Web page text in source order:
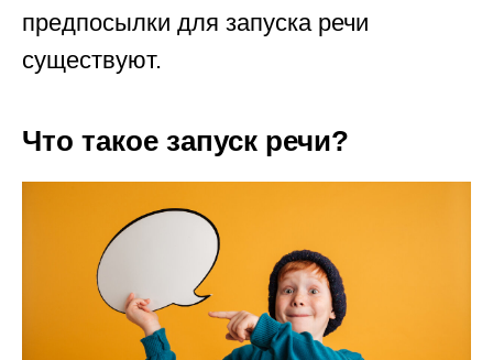
предпосылки для запуска речи
существуют.
Что такое запуск речи?